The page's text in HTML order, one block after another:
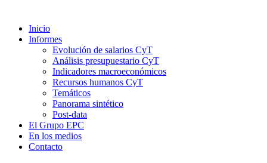
Inicio
Informes
Evolución de salarios CyT
Análisis presupuestario CyT
Indicadores macroeconómicos
Recursos humanos CyT
Temáticos
Panorama sintético
Post-data
El Grupo EPC
En los medios
Contacto